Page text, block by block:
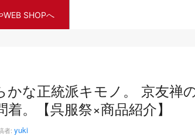
WEB SHOPへ
かな正統派キモノ。 京友禅
。【呉服祭×商品紹介】
者: yuki